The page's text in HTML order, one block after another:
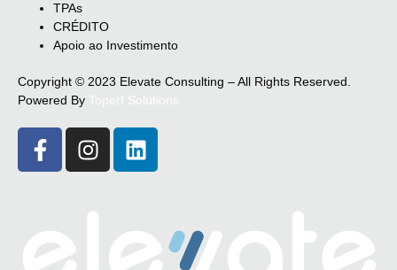
TPAs
CRÉDITO
Apoio ao Investimento
Copyright © 2023 Elevate Consulting – All Rights Reserved.
Powered By